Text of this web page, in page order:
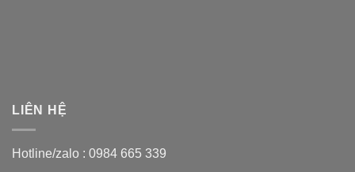
LIÊN HỆ
Hotline/zalo : 0984 665 339